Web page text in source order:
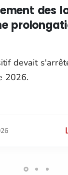
des
devait
2026.